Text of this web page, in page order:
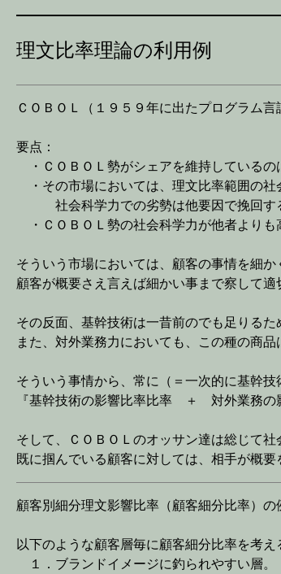
理文比率理論の利用例
ＣＯＢＯＬ（１９５９年に出たプログラム
要点：
・ＣＯＢＯＬ勢がシェアを維持しているの
・その市場においては、理文比率範囲の社
社会科学力での劣勢は他要因で挽回する
・ＣＯＢＯＬ勢の社会科学力が他者よりも
そういう市場においては、顧客の事情を細
顧客が概要さえ言えば細かい事まで察して
その反面、基幹技術は一昔前のでも足りるた
また、対外業務力においても、この種の商
そういう事情から、常に（＝一次的に基幹
『基幹技術の影響比率比率 ＋ 対外業務の
そして、ＣＯＢＯＬのオッサン達は総じて
既に掴んでいる顧客に対しては、相手が概
顧客別細分理文影響比率（顧客細分比率）
以下のような顧客層毎に顧客細分比率を考え
１．ブランドイメージに釣られやすい層。